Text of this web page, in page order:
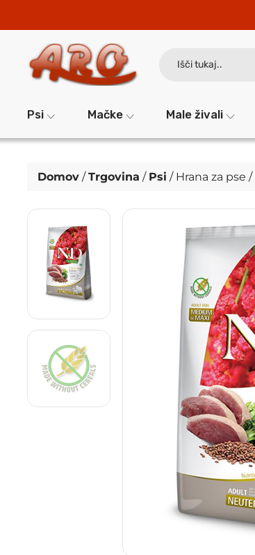
Psi Mačke Male živali
Domov /Trgovina / Psi / Hrana za pse /